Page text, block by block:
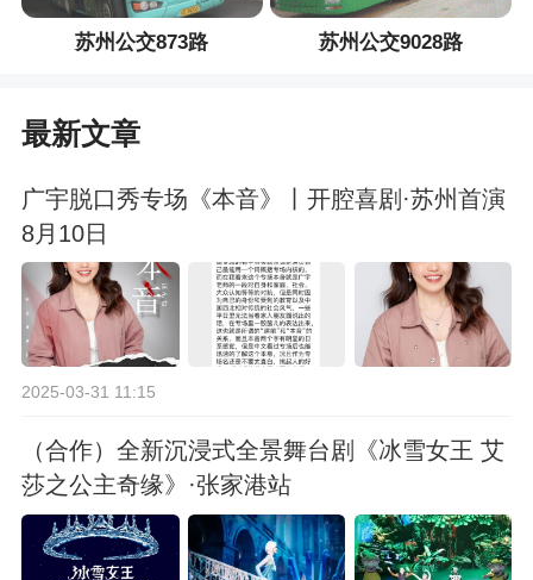
苏州公交873路 苏州公交9028路
最新文章
广宇脱口秀专场《本音》丨开腔喜剧·苏州首演
8月10日
2025-03-31 11:15
（合作）全新沉浸式全景舞台剧《冰雪女王 艾
莎之公主奇缘》·张家港站